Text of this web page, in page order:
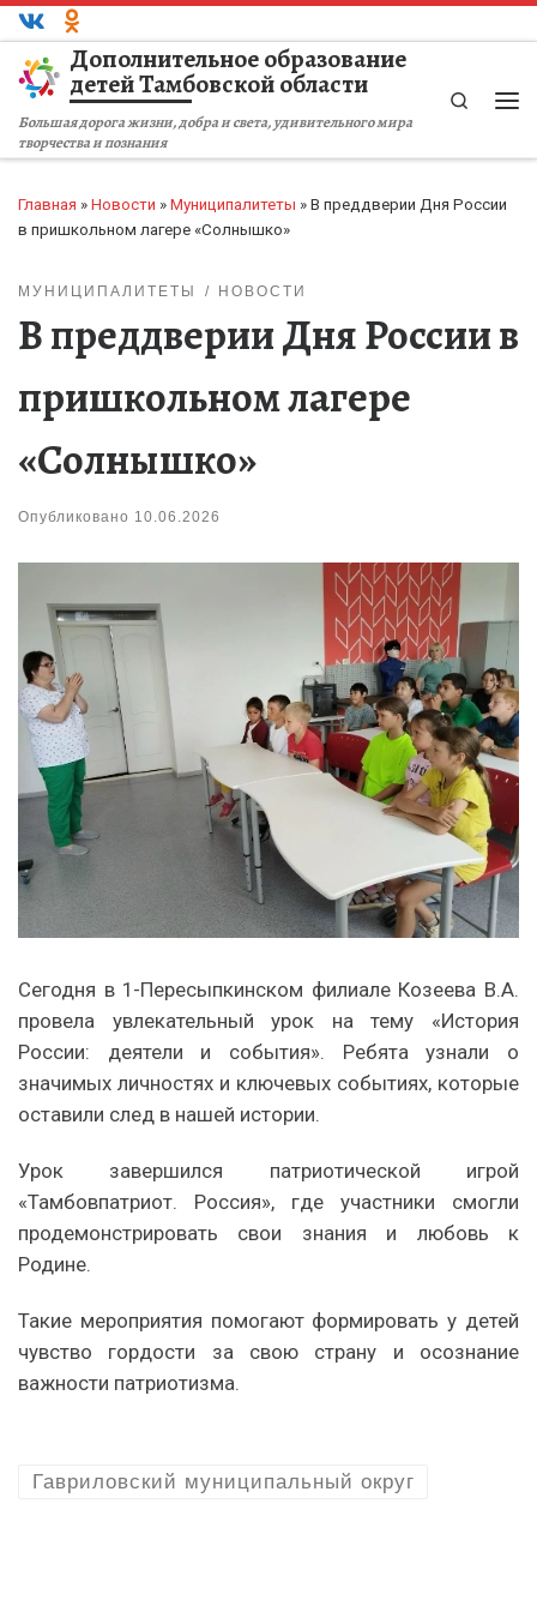
Перейти к содержимому
Дополнительное образование
детей Тамбовской области
Большая дорога жизни, добра и света, удивительного мира
творчества и познания
Search
Главная » Новости » Муниципалитеты » В преддверии Дня России
в пришкольном лагере «Солнышко»
МУНИЦИПАЛИТЕТЫ НОВОСТИ
В преддверии Дня России в
пришкольном лагере
«Солнышко»
Опубликовано 10.06.2026
Сегодня в 1-Пересыпкинском филиале Козеева В.А.
провела увлекательный урок на тему «История
России: деятели и события». Ребята узнали о
значимых личностях и ключевых событиях, которые
оставили след в нашей истории.
Урок завершился патриотической игрой
«Тамбовпатриот. Россия», где участники смогли
продемонстрировать свои знания и любовь к
Родине.
Такие мероприятия помогают формировать у детей
чувство гордости за свою страну и осознание
важности патриотизма.
Гавриловский муниципальный округ